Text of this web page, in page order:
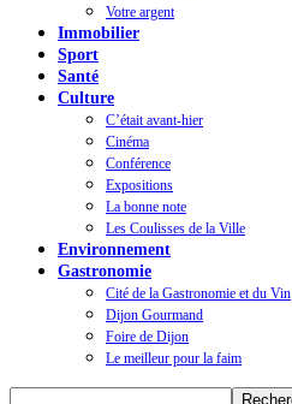
Votre argent
Immobilier
Sport
Santé
Culture
C’était avant-hier
Cinéma
Conférence
Expositions
La bonne note
Les Coulisses de la Ville
Environnement
Gastronomie
Cité de la Gastronomie et du Vin
Dijon Gourmand
Foire de Dijon
Le meilleur pour la faim